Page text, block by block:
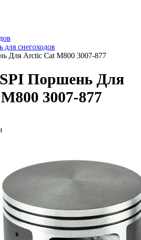
для снегоходов
Для Arctic Cat M800 3007-877
Поршень Для
3007-877